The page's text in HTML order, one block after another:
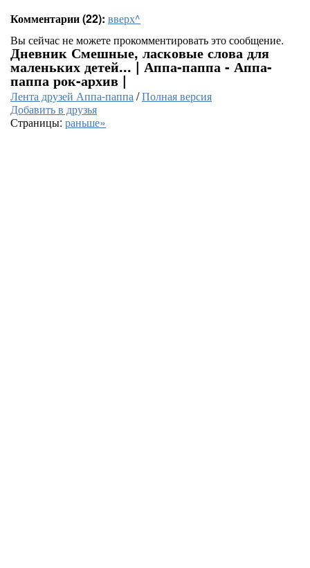
Комментарии (22): вверх^
Вы сейчас не можете прокомментировать это сообщение.
Дневник Смешные, ласковые слова для
маленьких детей... | Аппа-паппа - Аппа-
паппа рок-архив |
Лента друзей Аппа-паппа/Полная версия
Добавить в друзья
Страницы: раньше»